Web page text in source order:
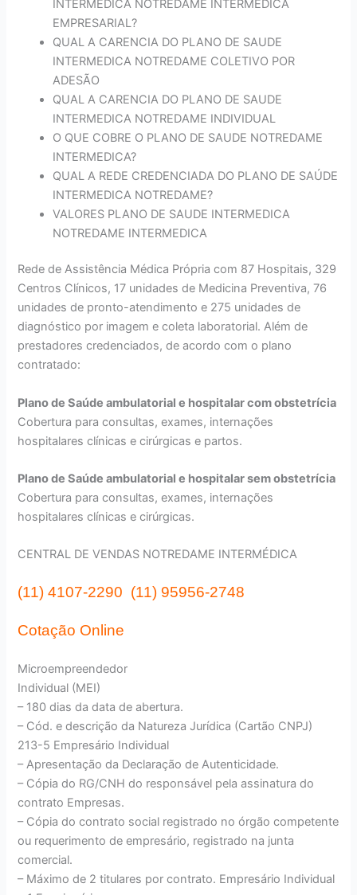
INTERMEDICA NOTREDAME INTERMEDICA
EMPRESARIAL?
QUAL A CARENCIA DO PLANO DE SAUDE
INTERMEDICA NOTREDAME COLETIVO POR
ADESÃO
QUAL A CARENCIA DO PLANO DE SAUDE
INTERMEDICA NOTREDAME INDIVIDUAL
O QUE COBRE O PLANO DE SAUDE NOTREDAME
INTERMEDICA?
QUAL A REDE CREDENCIADA DO PLANO DE SAÚDE
INTERMEDICA NOTREDAME?
VALORES PLANO DE SAUDE INTERMEDICA
NOTREDAME INTERMEDICA
Rede de Assistência Médica Própria com 87 Hospitais, 329
Centros Clínicos, 17 unidades de Medicina Preventiva, 76
unidades de pronto-atendimento e 275 unidades de
diagnóstico por imagem e coleta laboratorial. Além de
prestadores credenciados, de acordo com o plano
contratado:
Plano de Saúde ambulatorial e hospitalar com obstetrícia
Cobertura para consultas, exames, internações
hospitalares clínicas e cirúrgicas e partos.
Plano de Saúde ambulatorial e hospitalar sem obstetrícia
Cobertura para consultas, exames, internações
hospitalares clínicas e cirúrgicas.
CENTRAL DE VENDAS NOTREDAME INTERMÉDICA
(11) 4107-2290 (11) 95956-2748
Cotação Online
Microempreendedor
Individual (MEI)
– 180 dias da data de abertura.
– Cód. e descrição da Natureza Jurídica (Cartão CNPJ)
213-5 Empresário Individual
– Apresentação da Declaração de Autenticidade.
– Cópia do RG/CNH do responsável pela assinatura do
contrato Empresas.
– Cópia do contrato social registrado no órgão competente
ou requerimento de empresário, registrado na junta
comercial.
– Máximo de 2 titulares por contrato. Empresário Individual